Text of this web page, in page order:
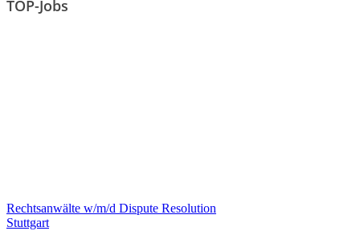
TOP-Jobs
Rechtsanwälte w/m/d Dispute Resolution
Stuttgart